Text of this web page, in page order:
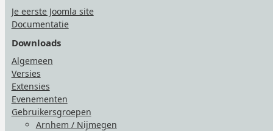
Je eerste Joomla site
Documentatie
Downloads
Algemeen
Versies
Extensies
Evenementen
Gebruikersgroepen
Arnhem / Nijmegen